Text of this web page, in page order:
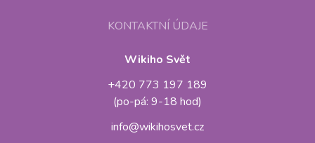
KONTAKTNÍ ÚDAJE
Wikiho Svět
+420 773 197 189
(po-pá: 9-18 hod)
info@wikihosvet.cz